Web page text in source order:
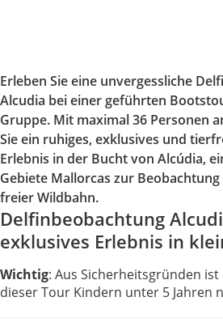
Erleben Sie eine unvergessliche
Alcudia bei einer geführten
Gruppe. Mit maximal 36 Personen
Sie ein ruhiges, exklusives und
Erlebnis in der Bucht von Alcúdia,
Gebiete Mallorcas zur
freier Wildbahn.
Delfinbeobachtung
exklusives Erlebnis in
Wichtig: Aus Sicherheitsgründen
dieser Tour Kindern unter 5 Jahren